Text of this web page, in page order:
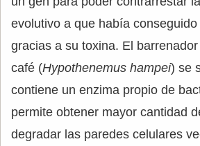
evolutivo a que había
gracias a su toxina. El barrenador
café (Hypothenemus hampei) se
contiene un enzima propio de
permite obtener mayor cantidad
degradar las paredes celulares